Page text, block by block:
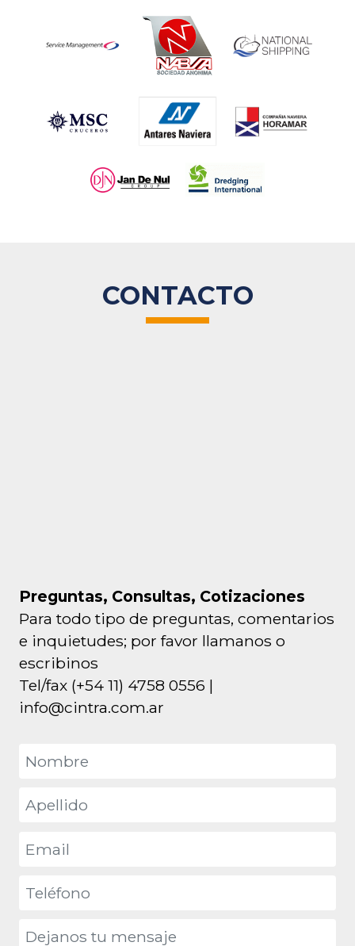
CONTACTO
Preguntas, Consultas, Cotizaciones
Para todo tipo de preguntas, comentarios
e inquietudes; por favor llamanos o
escribinos
Tel/fax (+54 11) 4758 0556 |
info@cintra.com.ar